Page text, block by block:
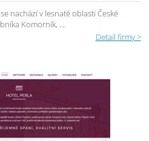
nachází v lesnaté oblasti České
Komorník, ...
Detail firmy >